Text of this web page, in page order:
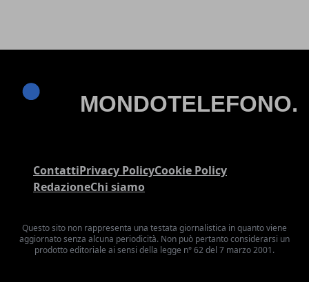
ContattiPrivacy PolicyCookie Policy
RedazioneChi siamo
Questo sito non rappresenta una testata giornalistica in quanto viene
aggiornato senza alcuna periodicità. Non può pertanto considerarsi un
prodotto editoriale ai sensi della legge n° 62 del 7 marzo 2001.